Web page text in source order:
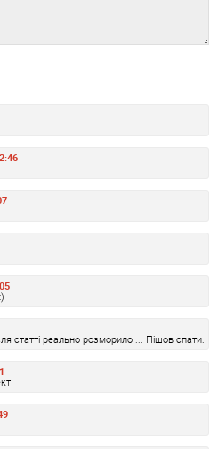
статті реально розморило ... Пішов спати.